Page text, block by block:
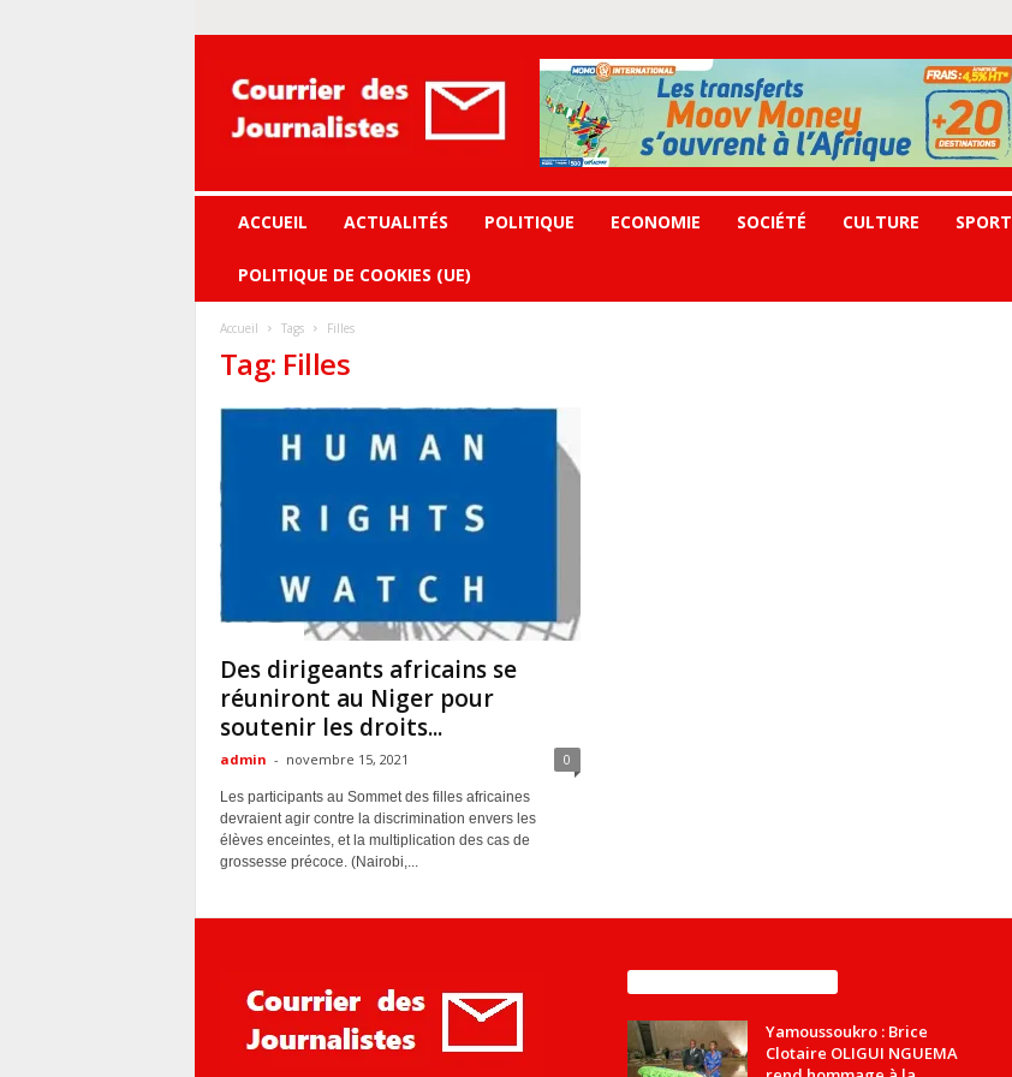
journalistes
ACCUEIL ACTUALITÉS POLITIQUE ECONOMIE SOCIÉTÉ CULTURE SPORT
POLITIQUE DE COOKIES (UE)
Accueil Tags Filles
Tag: Filles
Des dirigeants africains se
réuniront au Niger pour
soutenir les droits...
admin - novembre 15, 2021 0
Les participants au Sommet des filles africaines
devraient agir contre la discrimination envers les
élèves enceintes, et la multiplication des cas de
grossesse précoce. (Nairobi,...
Yamoussoukro : Brice
Clotaire OLIGUI NGUEMA